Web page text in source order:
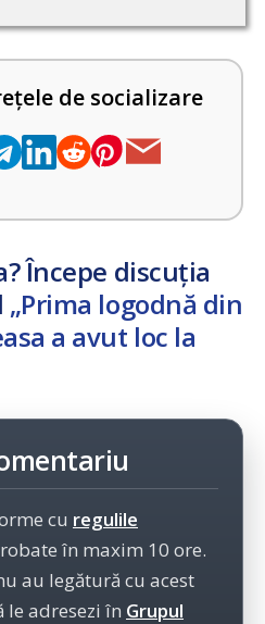
de socializare
Începe discuția
„Prima logodnă din
a avut loc la
cu regulile
în maxim 10 ore.
au legătură cu acest
le adresezi în Grupul